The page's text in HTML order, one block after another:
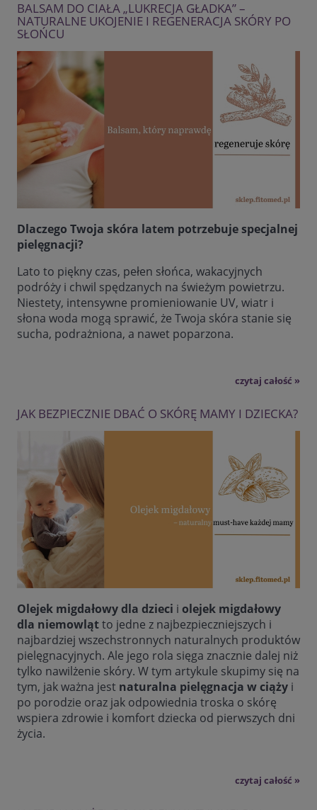
BALSAM DO CIAŁA „LUKRECJA GŁADKA” –
NATURALNE UKOJENIE I REGENERACJA SKÓRY PO
SŁOŃCU
Dlaczego Twoja skóra latem potrzebuje specjalnej
pielęgnacji?
Lato to piękny czas, pełen słońca, wakacyjnych
podróży i chwil spędzanych na świeżym powietrzu.
Niestety, intensywne promieniowanie UV, wiatr i
słona woda mogą sprawić, że Twoja skóra stanie się
sucha, podrażniona, a nawet poparzona.
czytaj całość »
JAK BEZPIECZNIE DBAĆ O SKÓRĘ MAMY I DZIECKA?
Olejek migdałowy dla dzieci i olejek migdałowy
dla niemowlątto jedne z najbezpieczniejszych i
najbardziej wszechstronnych naturalnych produktów
pielęgnacyjnych. Ale jego rola sięga znacznie dalej niż
tylko nawilżenie skóry. W tym artykule skupimy się na
tym, jak ważna jest naturalna pielęgnacja w ciąży i
po porodzie oraz jak odpowiednia troska o skórę
wspiera zdrowie i komfort dziecka od pierwszych dni
życia.
czytaj całość »